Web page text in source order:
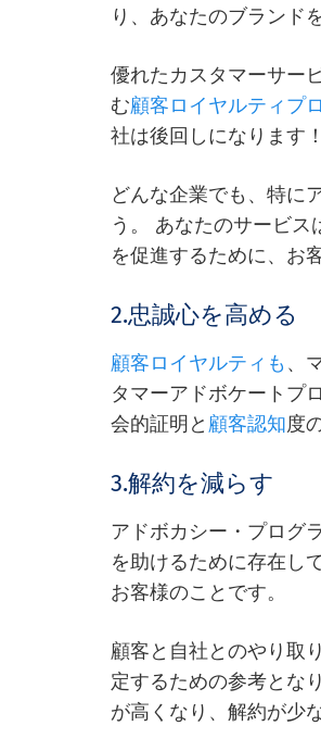
り、あなたのブランド
優れたカスタマーサー
む顧客ロイヤルティプ
社は後回しになります！
どんな企業でも、特に
う。 あなたのサービ
を促進するために、お
2.忠誠心を高める
顧客ロイヤルティも 、
タマーアドボケートプ
会的証明と 顧客認知度
3.解約を減らす
アドボカシー・プログ
を助けるために存在し
お客様のことです。
顧客と自社とのやり取
定するための参考とな
が高くなり、解約が少